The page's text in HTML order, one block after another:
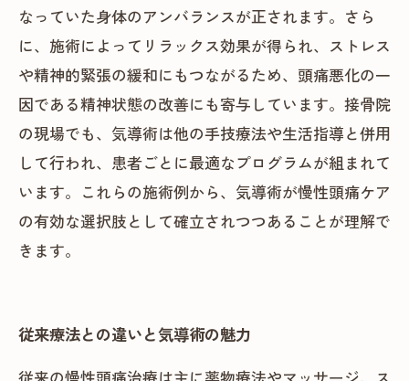
なっていた身体のアンバランスが正されます。さら
に、施術によってリラックス効果が得られ、ストレス
や精神的緊張の緩和にもつながるため、頭痛悪化の一
因である精神状態の改善にも寄与しています。接骨院
の現場でも、気導術は他の手技療法や生活指導と併用
して行われ、患者ごとに最適なプログラムが組まれて
います。これらの施術例から、気導術が慢性頭痛ケア
の有効な選択肢として確立されつつあることが理解で
きます。
従来療法との違いと気導術の魅力